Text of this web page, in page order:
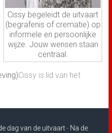
Cissy begeleidt de uitvaart
(begrafenis of crematie) op
informele en persoonlijke
wijze. Jouw wensen staan
centraal.
Cissy is lid van het
dag van de uitvaart- Na de